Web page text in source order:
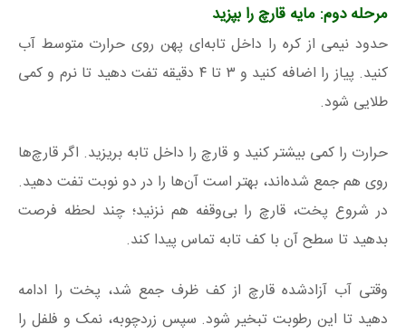
مرحله دوم: مایه قارچ را بپزید
حدود نیمی از کره را داخل تابه‌ای پهن روی حرارت متوسط آب
کنید. پیاز را اضافه کنید و ۳ تا ۴ دقیقه تفت دهید تا نرم و کمی
طلایی شود.
حرارت را کمی بیشتر کنید و قارچ را داخل تابه بریزید. اگر قارچ‌ها
روی هم جمع شده‌اند، بهتر است آن‌ها را در دو نوبت تفت دهید.
در شروع پخت، قارچ را بی‌وقفه هم نزنید؛ چند لحظه فرصت
بدهید تا سطح آن با کف تابه تماس پیدا کند.
وقتی آب آزادشده قارچ از کف ظرف جمع شد، پخت را ادامه
دهید تا این رطوبت تبخیر شود. سپس زردچوبه، نمک و فلفل را